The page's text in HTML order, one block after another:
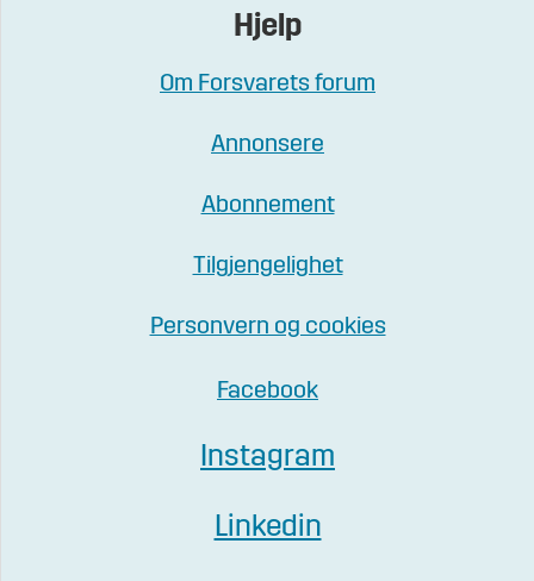
Hjelp
Om Forsvarets forum
Annonsere
Abonnement
Tilgjengelighet
Personvern og cookies
Facebook
Instagram
Linkedin